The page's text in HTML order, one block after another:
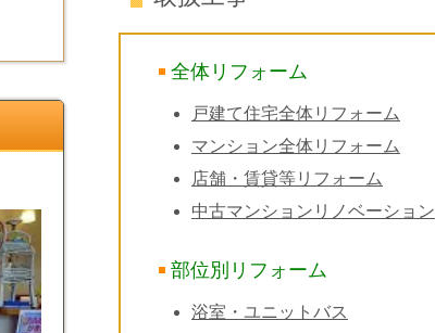
全体リフォーム
戸建て住宅全体リフォーム
マンション全体リフォーム
店舗・賃貸等リフォーム
中古マンションリノベーション
部位別リフォーム
浴室・ユニットバス